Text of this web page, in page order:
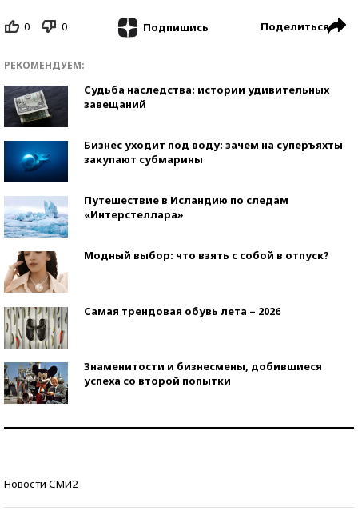
0 0 Подпишись Поделиться
РЕКОМЕНДУЕМ:
Судьба наследства: истории удивительных
завещаний
Бизнес уходит под воду: зачем на суперъяхты
закупают субмарины
Путешествие в Исландию по следам
«Интерстеллара»
Модный выбор: что взять с собой в отпуск?
Самая трендовая обувь лета – 2026
Знаменитости и бизнесмены, добившиеся
успеха со второй попытки
Новости СМИ2